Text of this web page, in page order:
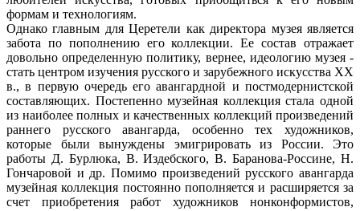
формам и технологиям.
Однако главным для Церетели как директора музея является
забота по пополнению его коллекции. Ее состав отражает
довольно определенную политику, вернее, идеологию музея -
стать центром изучения русского и зарубежного искусства ХХ
в., в первую очередь его авангардной и постмодернистской
составляющих. Постепенно музейная коллекция стала одной
из наиболее полных и качественных коллекций произведений
раннего русского авангарда, особенно тех художников,
которые были вынуждены эмигрировать из России. Это
работы Д. Бурлюка, В. Издебского, В. Баранова-Россине, Н.
Гончаровой и др. Помимо произведений русского авангарда
музейная коллекция постоянно пополняется и расширяется за
счет приобретения работ художников нонконформистов,